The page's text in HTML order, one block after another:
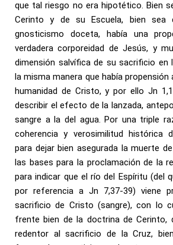
que tal riesgo no era hipotético. Bien
Cerinto y de su Escuela, bien
gnosticismo doceta, había una
verdadera corporeidad de Jesús, y
dimensión salvífica de su sacrificio en
la misma manera que había propensión
humanidad de Cristo, y por ello Jn
describir el efecto de la lanzada,
sangre a la del agua. Por una triple
coherencia y verosimilitud histórica
para dejar bien asegurada la muerte
las bases para la proclamación de la
para indicar que el río del Espíritu (del
por referencia a Jn 7,37-39) viene
sacrificio de Cristo (sangre), con lo
frente bien de la doctrina de Cerinto,
redentor al sacrificio de la Cruz,